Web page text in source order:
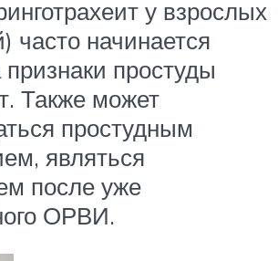
у взрослых
часто начинается
признаки простуды
Также может
простудным
являться
после уже
ОРВИ.